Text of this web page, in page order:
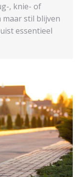
, knie- of
maar stil blijven
essentieel